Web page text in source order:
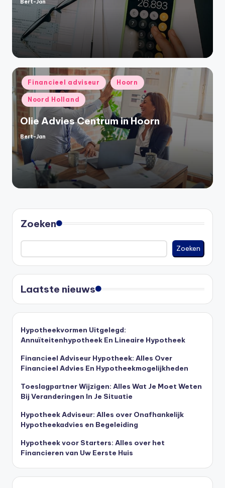
Geplaatst
Bert-Jan
Geplaatst
in
Financieel adviseur Hoorn
Noord Holland
Olie Advies Centrum in Hoorn
Geplaatst
door
Bert-Jan
Zoeken
Zoeken
Laatste nieuws
Hypotheekvormen Uitgelegd:
Annuïteitenhypotheek En Lineaire Hypotheek
Financieel Adviseur Hypotheek: Alles Over
Financieel Advies En Hypotheekmogelijkheden
Toeslagpartner Wijzigen: Alles Wat Je Moet Weten
Bij Veranderingen In Je Situatie
Hypotheek Adviseur: Alles over Onafhankelijk
Hypotheekadvies en Begeleiding
Hypotheek voor Starters: Alles over het
Financieren van Uw Eerste Huis